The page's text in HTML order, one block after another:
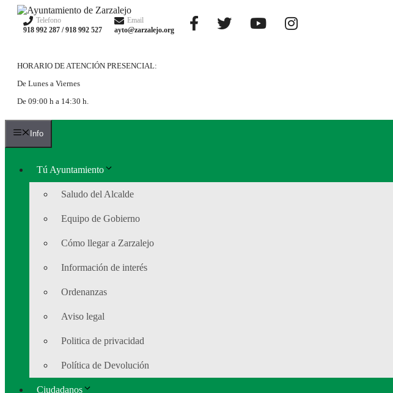
Saltar
contenido
Telefono
918 992 287 / 918 992 527
Email
ayto@zarzalejo.org
HORARIO DE ATENCIÓN PRESENCIAL:
De Lunes a Viernes
De 09:00 h a 14:30 h.
Info
Tú Ayuntamiento
Saludo del Alcalde
Equipo de Gobierno
Cómo llegar a Zarzalejo
Información de interés
Ordenanzas
Aviso legal
Politica de privacidad
Política de Devolución
Ciudadanos